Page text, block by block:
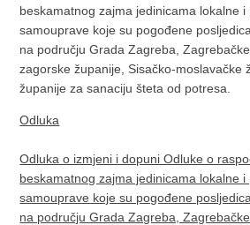
beskamatnog zajma jedinicama lokalne
samouprave koje su pogođene
na području Grada Zagreba,
zagorske županije, Sisačko-moslavačke
županije za sanaciju šteta od potresa.
Odluka
Odluka o izmjeni i dopuni Odluke o
beskamatnog zajma jedinicama lokalne
samouprave koje su pogođene
na području Grada Zagreba,